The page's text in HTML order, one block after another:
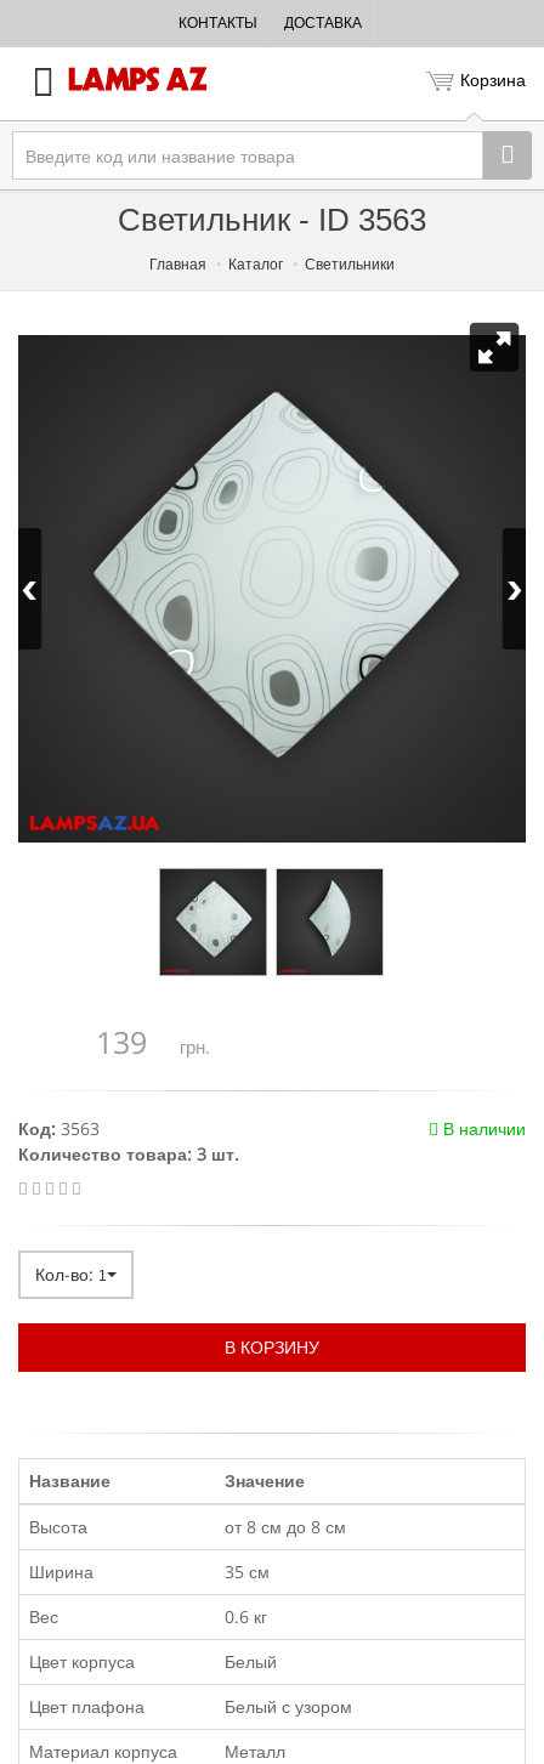
КОНТАКТЫ ДОСТАВКА
Корзина
Светильник - ID 3563
Главная Каталог Светильники
139 грн.
В наличии
Код: 3563
Количество товара: 3 шт.
Кол-во: 1
В КОРЗИНУ
Название
Значение
Высота
от 8 см до 8 см
Ширина
35 см
Вес
0.6 кг
Цвет корпуса
Белый
Цвет плафона
Белый с узором
Материал корпуса
Металл